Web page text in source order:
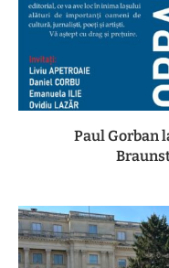
Paul Gorban